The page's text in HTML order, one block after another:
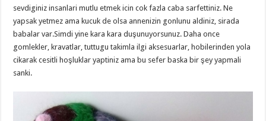
sevdiginiz insanlari mutlu etmek icin cok fazla caba sarfettiniz. Ne
yapsak yetmez ama kucuk de olsa annenizin gonlunu aldiniz, sirada
babalar var.Simdi yine kara kara duşunuyorsunuz. Daha once
gomlekler, kravatlar, tuttugu takimla ilgi aksesuarlar, hobilerinden yola
cikarak cesitli hoşluklar yaptiniz ama bu sefer baska bir şey yapmali
sanki.